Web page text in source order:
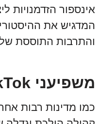
אינספור הזדמנויות
המדגיש את
והתרבות התוססת
משפיעני TikTok בישראל
כמו מדינות רבות